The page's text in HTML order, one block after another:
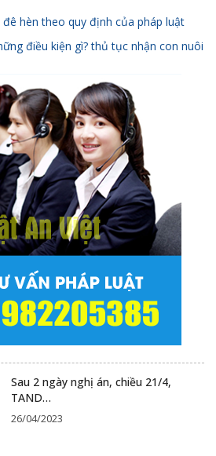
hèn theo quy định của pháp luật
điều kiện gì? thủ tục nhận con nuôi
Sau 2 ngày nghị án, chiều 21/4,
TAND…
26/04/2023